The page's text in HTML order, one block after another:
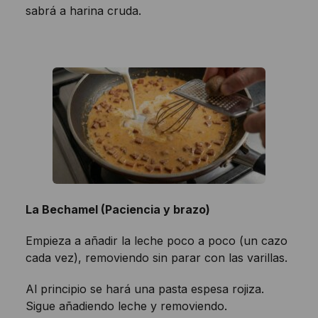
sabrá a harina cruda.
La Bechamel (Paciencia y brazo)
Empieza a añadir la leche poco a poco (un cazo
cada vez), removiendo sin parar con las varillas.
Al principio se hará una pasta espesa rojiza.
Sigue añadiendo leche y removiendo.